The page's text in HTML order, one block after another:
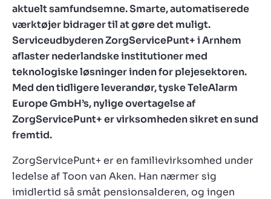
aktuelt samfundsemne. Smarte, automatiserede
værktøjer bidrager til at gøre det muligt.
Serviceudbyderen ZorgServicePunt+ i Arnhem
aflaster nederlandske institutioner med
teknologiske løsninger inden for plejesektoren.
Med den tidligere leverandør, tyske TeleAlarm
Europe GmbH’s, nylige overtagelse af
ZorgServicePunt+ er virksomheden sikret en sund
fremtid.
ZorgServicePunt+ er en familievirksomhed under
ledelse af Toon van Aken. Han nærmer sig
imidlertid så småt pensionsalderen, og ingen